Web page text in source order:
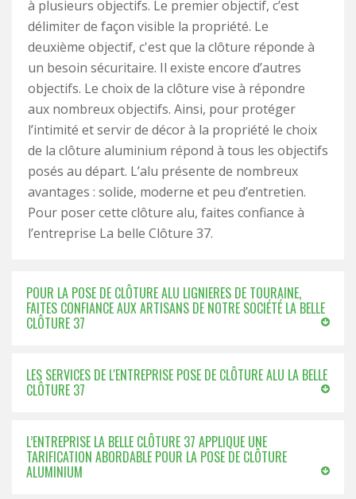
à plusieurs objectifs. Le premier objectif, c’est
délimiter de façon visible la propriété. Le
deuxième objectif, c'est que la clôture réponde à
un besoin sécuritaire. Il existe encore d’autres
objectifs. Le choix de la clôture vise à répondre
aux nombreux objectifs. Ainsi, pour protéger
l’intimité et servir de décor à la propriété le choix
de la clôture aluminium répond à tous les objectifs
posés au départ. L’alu présente de nombreux
avantages : solide, moderne et peu d’entretien.
Pour poser cette clôture alu, faites confiance à
l’entreprise La belle Clôture 37.
POUR LA POSE DE CLÔTURE ALU LIGNIERES DE TOURAINE,
FAITES CONFIANCE AUX ARTISANS DE NOTRE SOCIÉTÉ LA BELLE
CLÔTURE 37
LES SERVICES DE L'ENTREPRISE POSE DE CLÔTURE ALU LA BELLE
CLÔTURE 37
L’ENTREPRISE LA BELLE CLÔTURE 37 APPLIQUE UNE
TARIFICATION ABORDABLE POUR LA POSE DE CLÔTURE
ALUMINIUM